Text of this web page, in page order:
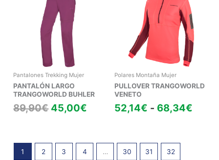
Pantalones Trekking Mujer
PANTALÓN LARGO
TRANGOWORLD BUHLER
89,90€
original
era:
89,90€.
45,00€
Polares Montaña Mujer
PULLOVER TRANGOWORLD
VENETO
52,14€ - 68,34€
hasta
1 2 3 4 … 30 31 32